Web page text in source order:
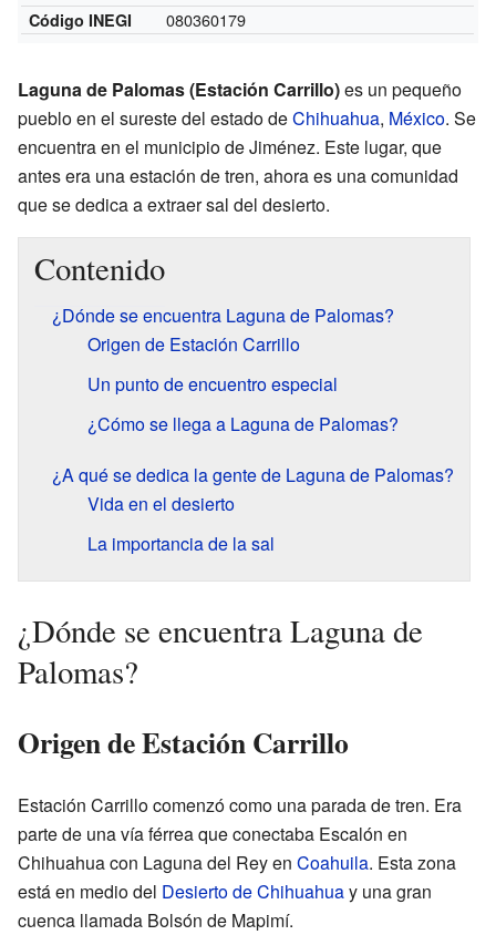
Código INEGI 080360179
Laguna de Palomas (Estación Carrillo)es un pequeño
pueblo en el sureste del estado deChihuahua, México. Se
encuentra en el municipio de Jiménez. Este lugar, que
antes era una estación de tren, ahora es una comunidad
que se dedica a extraer sal del desierto.
Contenido
¿Dónde se encuentra Laguna de Palomas?
Origen de Estación Carrillo
Un punto de encuentro especial
¿Cómo se llega a Laguna de Palomas?
¿A qué se dedica la gente de Laguna de Palomas?
Vida en el desierto
La importancia de la sal
¿Dónde se encuentra Laguna de
Palomas?
Origen de Estación Carrillo
Estación Carrillo comenzó como una parada de tren. Era
parte de una vía férrea que conectaba Escalón en
Chihuahua con Laguna del Rey en Coahuila. Esta zona
está en medio del Desierto de Chihuahuay una gran
cuenca llamada Bolsón de Mapimí.